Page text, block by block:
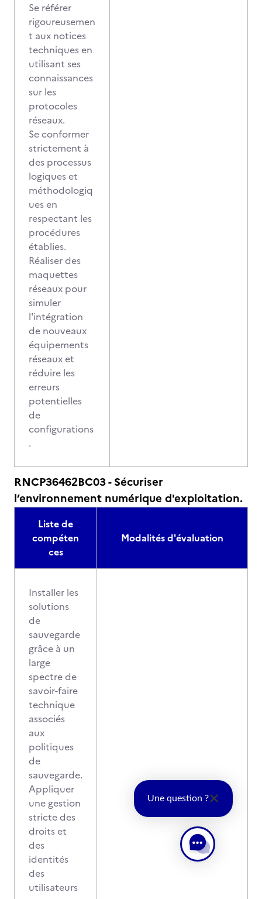
Se référer
rigoureusemen
t aux notices
techniques en
utilisant ses
connaissances
sur les
protocoles
réseaux.
Se conformer
strictement à
des processus
logiques et
méthodologiq
ues en
respectant les
procédures
établies.
Réaliser des
maquettes
réseaux pour
simuler
l'intégration
de nouveaux
équipements
réseaux et
réduire les
erreurs
potentielles
de
configurations
.
RNCP36462BC03 - Sécuriser
l’environnement numérique d'exploitation.
Liste de
compéten
ces
Modalités d'évaluation
Installer les
solutions
de
sauvegarde
grâce à un
large
spectre de
savoir-faire
technique
associés
aux
politiques
de
sauvegarde.
Appliquer
une gestion
stricte des
droits et
des
identités
des
utilisateurs
Une question ?